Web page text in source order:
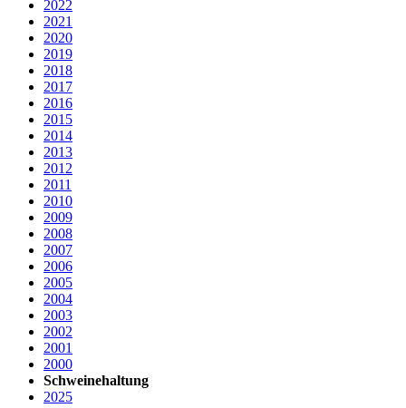
2022
2021
2020
2019
2018
2017
2016
2015
2014
2013
2012
2011
2010
2009
2008
2007
2006
2005
2004
2003
2002
2001
2000
Schweinehaltung
2025